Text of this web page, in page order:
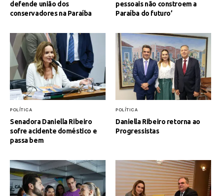
defende união dos
conservadores na Paraíba
pessoais não constroem a
Paraíba do futuro’
POLÍTICA
Senadora Daniella Ribeiro
sofre acidente doméstico e
passa bem
POLÍTICA
Daniella Ribeiro retorna ao
Progressistas